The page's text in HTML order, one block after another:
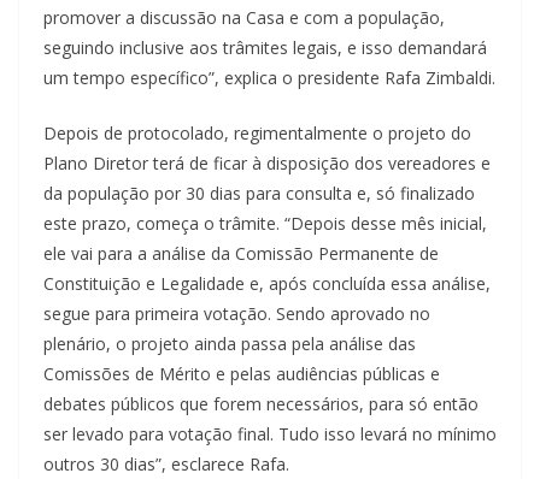
promover a discussão na Casa e com a população,
seguindo inclusive aos trâmites legais, e isso demandará
um tempo específico”, explica o presidente Rafa Zimbaldi.
Depois de protocolado, regimentalmente o projeto do
Plano Diretor terá de ficar à disposição dos vereadores e
da população por 30 dias para consulta e, só finalizado
este prazo, começa o trâmite. “Depois desse mês inicial,
ele vai para a análise da Comissão Permanente de
Constituição e Legalidade e, após concluída essa análise,
segue para primeira votação. Sendo aprovado no
plenário, o projeto ainda passa pela análise das
Comissões de Mérito e pelas audiências públicas e
debates públicos que forem necessários, para só então
ser levado para votação final. Tudo isso levará no mínimo
outros 30 dias”, esclarece Rafa.